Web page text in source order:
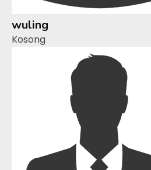
wuling
Kosong